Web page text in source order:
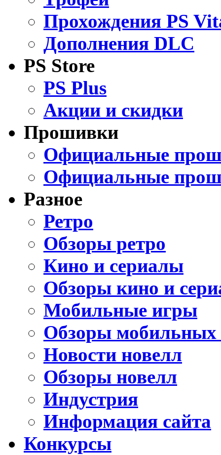
Прохождения PS
Дополнения DLC
PS Store
PS Plus
Акции и скидки
Прошивки
Официальные
Официальные
Разное
Ретро
Обзоры ретро
Кино и сериалы
Обзоры кино и
Мобильные игры
Обзоры мобильных
Новости новелл
Обзоры новелл
Индустрия
Информация сайта
Конкурсы